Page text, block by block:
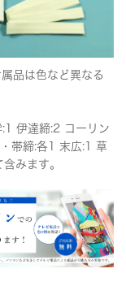
品は色など異なる
伊達締:2 コーリン
帯締:各1 末広:1 草
みます。